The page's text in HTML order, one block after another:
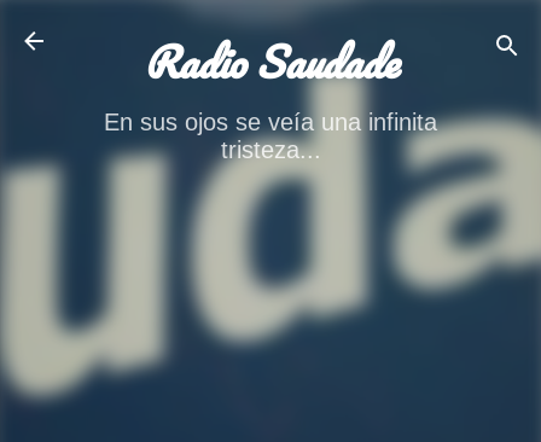
Radio Saudade
En sus ojos se veía una infinita
tristeza...